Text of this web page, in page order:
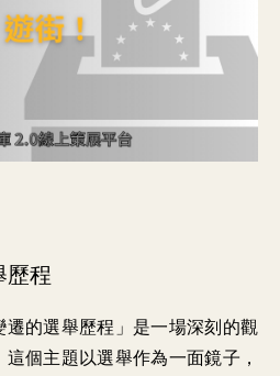
歷程
遷的選舉歷程」是一場深刻的觀
個主題以選舉作為一面鏡子，